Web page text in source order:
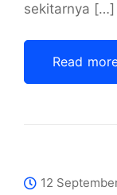
sekitarnya […]
Read
12